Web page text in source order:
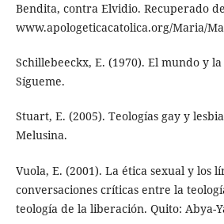
Bendita, contra Elvidio. Recuperado
www.apologeticacatolica.org/Maria/
Schillebeeckx, E. (1970). El mundo y
Sígueme.
Stuart, E. (2005). Teologías gay y
Melusina.
Vuola, E. (2001). La ética sexual y los
conversaciones críticas entre la
teología de la liberación. Quito: Abya-